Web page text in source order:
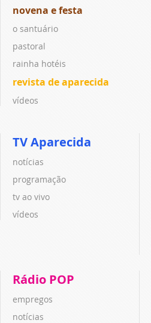
novena e festa
o santuário
pastoral
rainha hotéis
revista de aparecida
vídeos
TV Aparecida
notícias
programação
tv ao vivo
vídeos
Rádio POP
empregos
notícias